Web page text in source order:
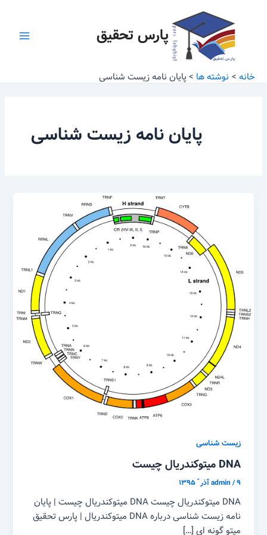
پارس تحقیق
خانه نوشته ها پایان نامه زیست شناسی
پایان نامه زیست شناسی
زیست شناسی
DNA میتوکندریال چیست
admin/۹ آذر ّ ۱۳۹۵
DNA میتوکندریال چیست DNA میتوکندریال چیست | پایان
نامه زیست شناسی درباره DNA میتوکندریال | پارس تحقیق
میتو گونه ای […]